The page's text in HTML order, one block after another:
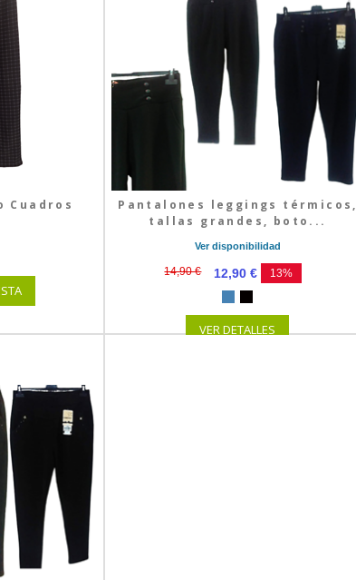
Cuadros
Pantalones leggings térmicos,
tallas grandes, boto...
Ver disponibilidad
14,90 € 12,90 € 13%
VER DETALLES